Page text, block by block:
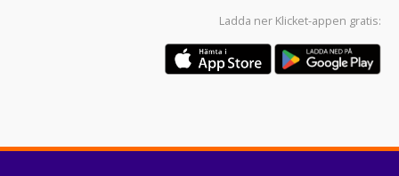
Ladda ner Klicket-appen gratis: